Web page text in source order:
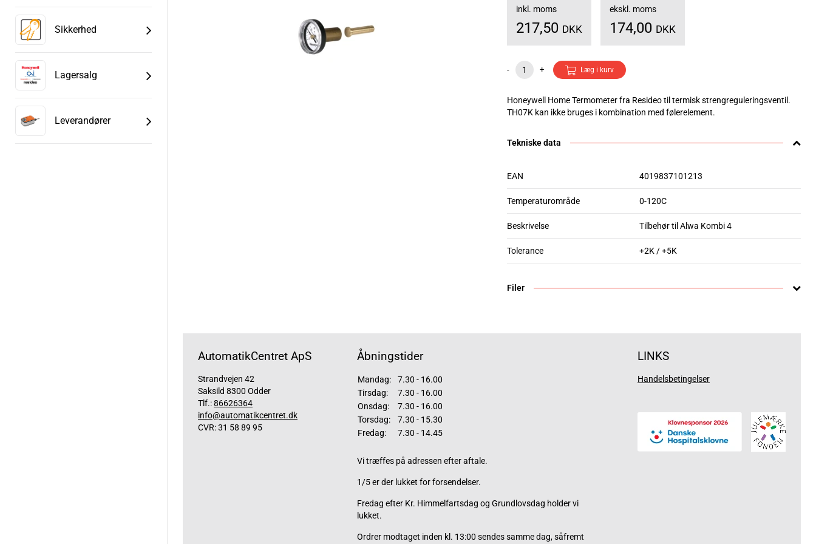
Sikkerhed
Lagersalg
Leverandører
inkl. moms
217,50 DKK
ekskl. moms
174,00 DKK
- + Læg i kurv
Honeywell Home Termometer fra Resideo til termisk strengreguleringsventil.
TH07K kan ikke bruges i kombination med følerelement.
Tekniske data
EAN 4019837101213
Temperaturområde 0-120C
Beskrivelse Tilbehør til Alwa Kombi 4
Tolerance +2K / +5K
Filer
AutomatikCentret ApS
Strandvejen 42
Saksild 8300 Odder
Tlf.:86626364
info@automatikcentret.dk
CVR: 31 58 89 95
Åbningstider
Mandag:
7.30 - 16.00
Tirsdag:
7.30 - 16.00
Onsdag:
7.30 - 16.00
Torsdag:
7.30 - 15.30
Fredag:
7.30 - 14.45
Vi træffes på adressen efter aftale.
1/5 er der lukket for forsendelser.
Fredag efter Kr. Himmelfartsdag og Grundlovsdag holder vi
lukket.
Ordrer modtaget inden kl. 13:00 sendes samme dag, såfremt
LINKS
Handelsbetingelser